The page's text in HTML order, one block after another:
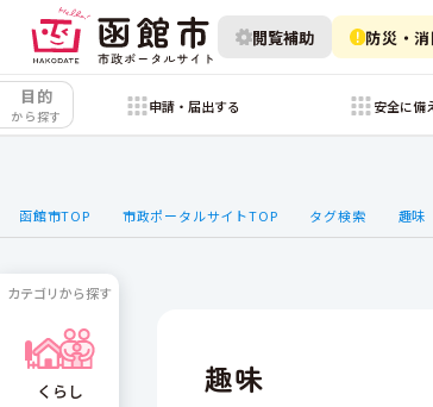
閲覧補助 防災・
目的
から探す
申請・届出する 安全に備
函館市TOP 市政ポータルサイトTOP タグ検索 趣味
趣味
カテゴリから探す
くらし